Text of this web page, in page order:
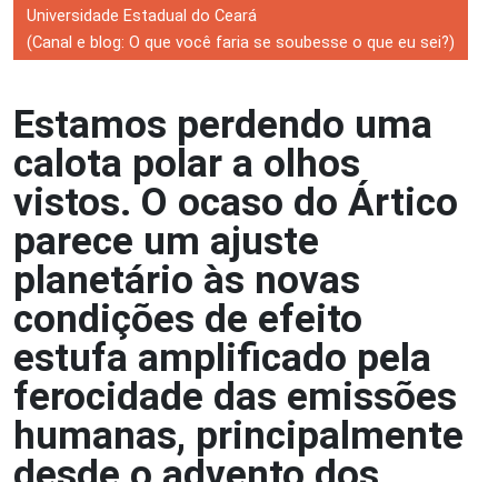
Universidade Estadual do Ceará
(Canal e blog: O que você faria se soubesse o que eu sei?)
Estamos perdendo uma
calota polar a olhos
vistos. O ocaso do Ártico
parece um ajuste
planetário às novas
condições de efeito
estufa amplificado pela
ferocidade das emissões
humanas, principalmente